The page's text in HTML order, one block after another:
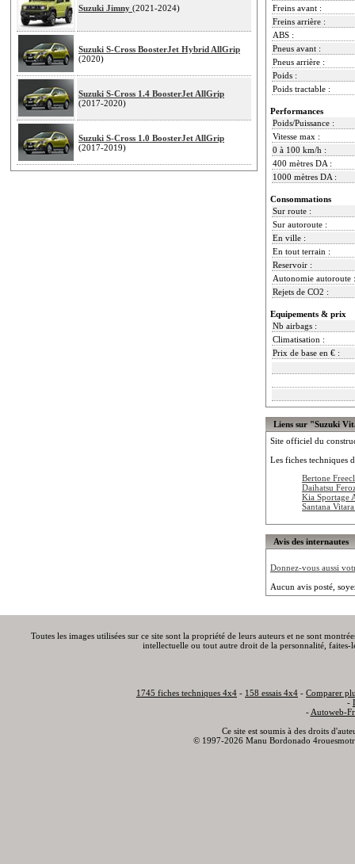
Suzuki Jimny (2021-2024)
Suzuki S-Cross BoosterJet Hybrid AllGrip
(2020)
Suzuki S-Cross 1.4 BoosterJet AllGrip
(2017-2020)
Suzuki S-Cross 1.0 BoosterJet AllGrip
(2017-2019)
Freins avant :
Freins arrière :
ABS :
Pneus avant :
Pneus arrière :
Poids :
Poids tractable :
Performances
Poids/Puissance :
Vitesse max :
0 à 100 km/h :
400 mètres DA :
1000 mètres DA :
Consommations
Sur route :
Sur autoroute :
En ville :
En tout terrain :
Reservoir :
Autonomie autoroute :
Rejets de CO2 :
Equipements & prix
Nb airbags :
Climatisation :
Prix de base en € :
Liens sur "Suzuki
Site officiel du
Les fiches techniques
Bertone
Daihatsu
Kia Sportage
Santana
Avis des internautes
Donnez-vous aussi
Aucun avis posté,
Toutes les images utilisées sur ce site sont la propriété de leurs auteurs et ne sont
intellectuelle ou tout autre droit de la personnalité,
1745 fiches techniques 4x4 - 158 essais 4x4 - Comparer
-
- Autoweb-
Ce site est soumis à des droits
© 1997-2026 Manu Bordonado